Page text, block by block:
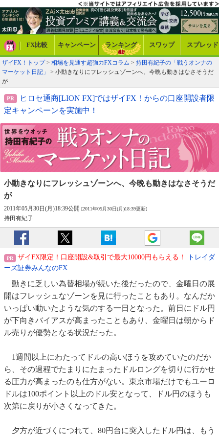
FX比較 キャンペーン ランキング スワップ スプレッド
ザイFX！トップ> 相場を見通す超強力FXコラム > 持田有紀子の「戦うオンナの
マーケット日記」
> 小動きなりにフレッシュゾーンへ、今晩も動きはなさそうだ
が
ヒロセ通商[LION FX]ではザイFX！からの口座開設者限
定キャンペーンを実施中！
小動きなりにフレッシュゾーンへ、 今晩も動きはなさそうだ
が
2011年05月30日(月)18:39公開 [2011年05月30日(月)18:39更新]
持田有紀子
ザイFX限定！口座開設&取引で最大10000円もらえる！
トレイダ
ーズ証券みんなのFX
動きに乏しい為替相場が続いた後だったので、金曜日の展
開はフレッシュなゾーンを見に行ったこともあり。なんだか
いっぱい動いたような気のする一日となった。前日にドル円
が下向きバイアスが高まったこともあり、金曜日は朝からド
ル売りが優勢となる状況だった。
1週間以上にわたってドルの高いほうを攻めていたのだか
ら、その過程でたまりにたまったドルロングを切りに行かせ
る圧力が高まったのも仕方がない。東京市場だけでもユーロ
ドルは100ポイント以上のドル安となって、ドル円のほうも
次第に戻りが小さくなってきた。
夕方が近づくにつれて、80円台に突入したドル円は、もう